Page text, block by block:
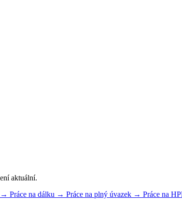
aktuální.
→ Práce na dálku → Práce na plný úvazek → Práce na